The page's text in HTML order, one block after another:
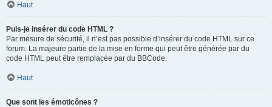
Haut
Puis-je insérer du code HTML ?
Par mesure de sécurité, il n’est pas possible d’insérer du code HTML sur ce
forum. La majeure partie de la mise en forme qui peut être générée par du
code HTML peut être remplacée par du BBCode.
Haut
Que sont les émoticônes ?